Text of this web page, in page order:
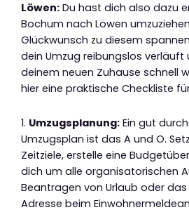
Löwen: Du hast dich also dazu
Bochum nach Löwen
Glückwunsch zu diesem
dein Umzug reibungslos verläuft
deinem neuen Zuhause schnell
hier eine praktische Checkliste
1. Umzugsplanung: Ein gut
Umzugsplan ist das A und O.
Zeitziele, erstelle eine
dich um alle organisatorischen
Beantragen von Urlaub oder
Adresse beim